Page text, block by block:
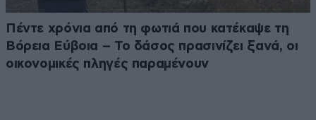
Πέντε χρόνια από τη φωτιά που κατέκαψε τη
Βόρεια Εύβοια – Το δάσος πρασινίζει ξανά, οι
οικονομικές πληγές παραμένουν